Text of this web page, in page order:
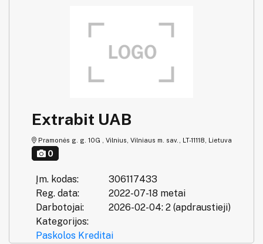
Extrabit UAB
Pramonės g. g. 10G , Vilnius, Vilniaus m. sav., LT-11118, Lietuva
0
Įm. kodas:
306117433
Reg. data:
2022-07-18 metai
Darbotojai:
2026-02-04: 2 (apdraustieji)
Kategorijos:
Paskolos Kreditai